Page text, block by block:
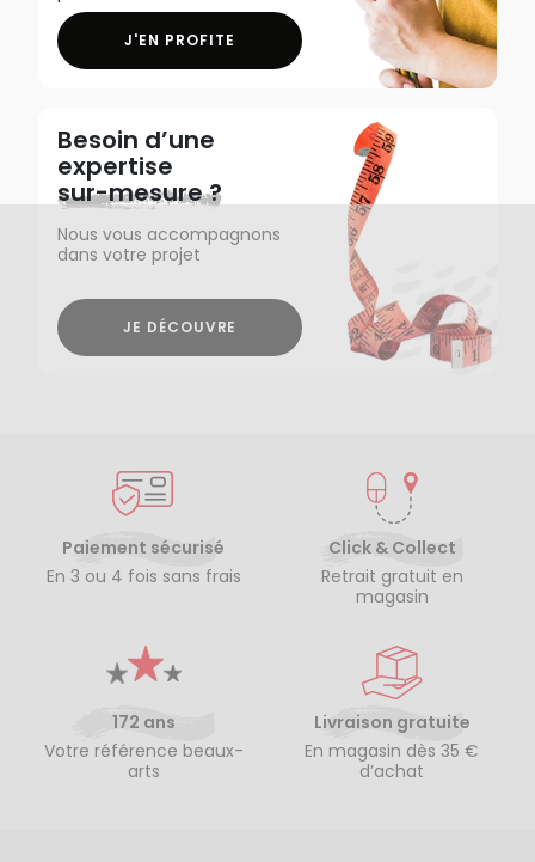
J'EN PROFITE
Besoin d’une
expertise
sur-mesure ?
Nous vous accompagnons
dans votre projet
JE DÉCOUVRE
Paiement sécurisé
En 3 ou 4 fois sans frais
Click & Collect
Retrait gratuit en
magasin
172 ans
Votre référence beaux-
arts
Livraison gratuite
En magasin dès 35 €
d’achat